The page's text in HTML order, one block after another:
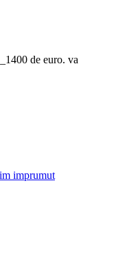
de euro. va
imprumut